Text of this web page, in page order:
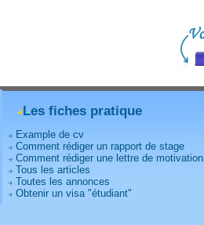
Les fiches pratique
Example de cv
Comment rédiger un rapport de stage
Comment rédiger une lettre de motivation
Tous les articles
Toutes les annonces
Obtenir un visa "étudiant"